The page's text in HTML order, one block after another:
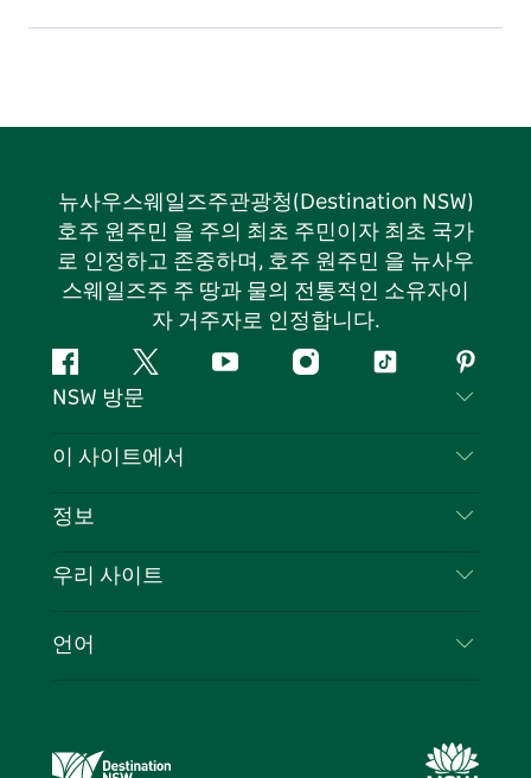
뉴사우스웨일즈주관광청(Destination NSW)
호주 원주민 을 주의 최초 주민이자 최초 국가
로 인정하고 존중하며, 호주 원주민 을 뉴사우
스웨일즈주 주 땅과 물의 전통적인 소유자이
자 거주자로 인정합니다.
페
이
북
지
다
유
인
틱
핀
터
스
NSW 방문
문의하기
쿠키 고지
이 사이트에서
목적지
이벤트
정보
여행 정보
뉴사우스웨일즈주 의 사업
우리 사이트
뉴사우스웨일즈주관광청(Destination NSW) 미디
언어